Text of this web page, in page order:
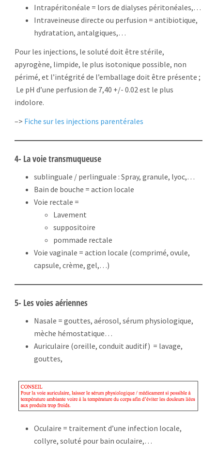
Intrapéritonéale = lors de dialyses péritonéales,…
Intraveineuse directe ou perfusion = antibiotique,
hydratation, antalgiques,…
Pour les injections, le soluté doit être stérile,
apyrogène, limpide, le plus isotonique possible, non
périmé, et l’intégrité de l’emballage doit être présente ;
Le pH d’une perfusion de 7,40 +/- 0.02 est le plus
indolore.
–> Fiche sur les injections parentérales
4- La voie transmuqueuse
sublinguale / perlinguale : Spray, granule, lyoc,…
Bain de bouche = action locale
Voie rectale =
Lavement
suppositoire
pommade rectale
Voie vaginale = action locale (comprimé, ovule,
capsule, crème, gel,…)
5- Les voies aériennes
Nasale = gouttes, aérosol, sérum physiologique,
mèche hémostatique…
Auriculaire (oreille, conduit auditif) = lavage,
gouttes,
Oculaire = traitement d’une infection locale,
collyre, soluté pour bain oculaire,…